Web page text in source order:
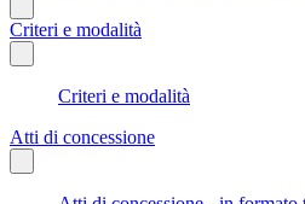
Criteri e modalità
Criteri e modalità
Atti di concessione